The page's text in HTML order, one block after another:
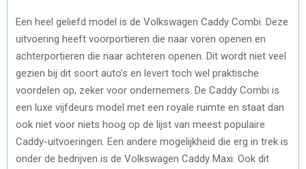
Een heel geliefd model is de Volkswagen Caddy Combi. Deze
uitvoering heeft voorportieren die naar voren openen en
achterportieren die naar achteren openen. Dit wordt niet veel
gezien bij dit soort auto’s en levert toch wel praktische
voordelen op, zeker voor ondernemers. De Caddy Combi is
een luxe vijfdeurs model met een royale ruimte en staat dan
ook niet voor niets hoog op de lijst van meest populaire
Caddy-uitvoeringen. Een andere mogelijkheid die erg in trek is
onder de bedrijven is de Volkswagen Caddy Maxi. Ook dit